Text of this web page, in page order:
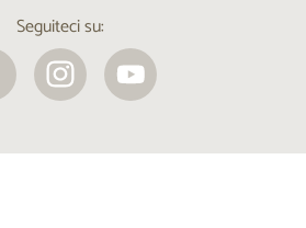
Seguiteci su: